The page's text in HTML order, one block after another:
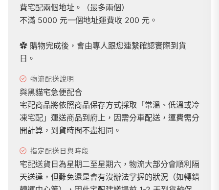
費宅配兩個地址。（最多兩個）
不滿 5000 元一個地址運費收 200 元。
✿ 購物完成後，會由專人跟您連繫確認實際到貨
日。
物流配送說明
與黑貓宅急便配合
宅配商品將依照商品保存方式採取「常溫、低溫或冷
凍宅配」運送商品到府上，因需分車配送，運費需分
開計算，到貨時間不盡相同。
指定配送日與時段
宅配送貨日為星期二至星期六，物流大部分會順利隔
天送達，但難免還是會有沒辦法掌握的狀況（如轉錯